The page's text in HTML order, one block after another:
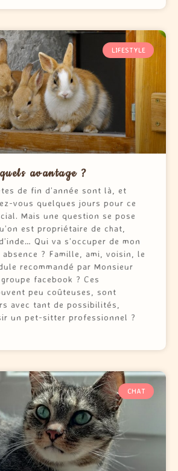
LIFESTYLE
avantage ?
de fin d’année sont là, et
vous quelques jours pour ce
Mais une question se pose
est propriétaire de chat,
Qui va s’occuper de mon
absence ? Famille, ami, voisin, le
recommandé par Monsieur
facebook ? Ces
peu coûteuses, sont
avec tant de possibilités,
un pet-sitter professionnel ?
CHAT